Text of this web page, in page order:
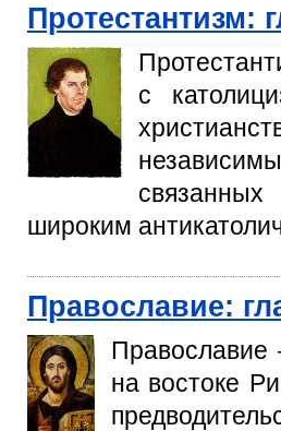
Протестантизм:
с
широким
Православие:
на востоке